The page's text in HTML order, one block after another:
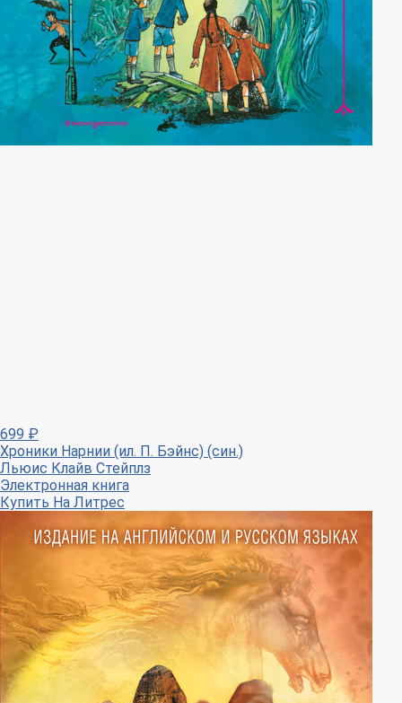
699 ₽
Хроники Нарнии (ил. П. Бэйнс) (син.)
Льюис Клайв Стейплз
Электронная книга
Купить На Литрес